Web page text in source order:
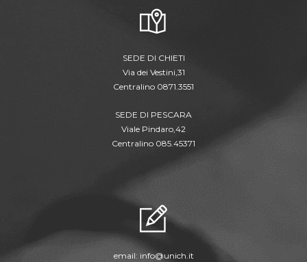
SEDE DI CHIETI
Via dei Vestini,31
Centralino 0871.3551
SEDE DI PESCARA
Viale Pindaro,42
Centralino 085.45371
email: info@unich.it